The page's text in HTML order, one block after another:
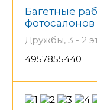
Багетные
фотосалонов
Дружбы, 3 - 2
4957855440